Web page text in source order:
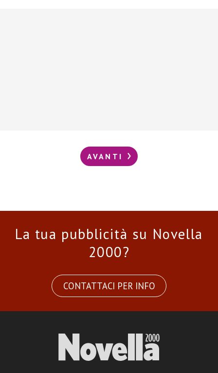
AVANTI
La tua pubblicità su Novella
2000?
CONTATTACI PER INFO